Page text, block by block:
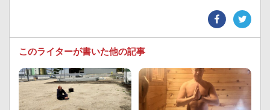
このライターが書いた他の記事